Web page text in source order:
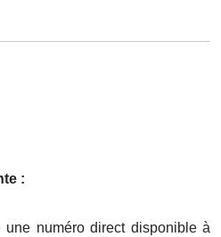
:
numéro direct disponible à